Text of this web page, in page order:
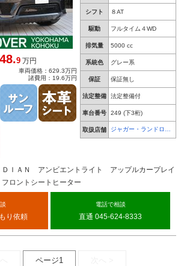
シフト ８AT
駆動 フルタイム４WD
排気量 5000 cc
系統色 グレー系
保証 保証無し
法定整備 法定整備付
車台番号 249 (下3桁)
取扱店舗
ジャガー・ランドロー
9 万円
車両価格：629.3万円
諸費用：19.6万円
ＤＩＡＮ アンビエントライト アップルカープレイ
ロントシートヒーター
り依頼
電話で相談
直通 045-624-8333
ページ1